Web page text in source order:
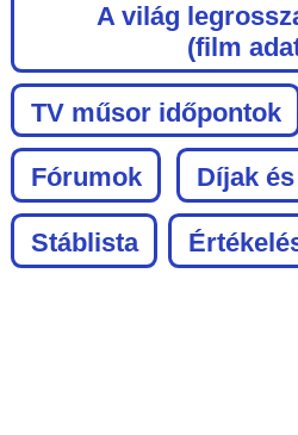
A világ
(film
TV műsor időpontok
Fórumok Díjak
Stáblista